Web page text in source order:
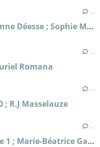
Clodia ou le scandale de la Bonne Déesse ; Sophie Malick-Prunier
Romana
R.J Masselauze
La falaise de la Repentie, tome 1 ; Marie-Béatrice Gauvin